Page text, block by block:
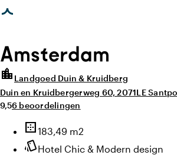
geladen
photo_library
Amsterdam
location_city Landgoed Duin & Kruidberg
Duin en Kruidbergerweg 60, 2071LE
Gemiddelde beoordeling van 9,5 uit 10
9,5Aantal beoordelingen: 6
6 beoordelingen
Highlights
border_outer Oppervlakte
183,49 m2
styleSfeer en uitstraling
Hotel Chic & Modern design